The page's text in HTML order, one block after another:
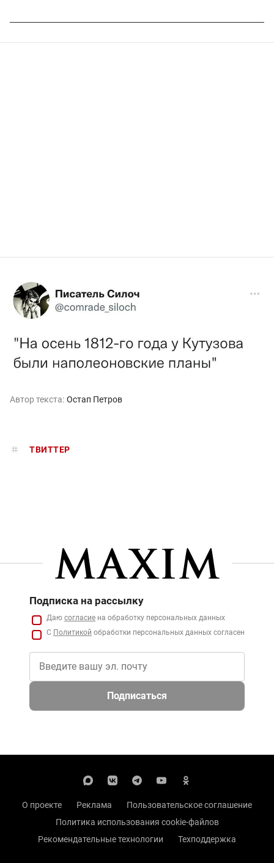
Автор текста: Остап Петров
ТВИТТЕР
Подписка на рассылку
Даю согласие на обработку персональных данных
С Политикой обработки персональных данных согласен
Подписаться
О проекте Реклама
Пользовательское соглашение
Политика использования cookie-файлов
Рекомендательные технологии
Техподдержка